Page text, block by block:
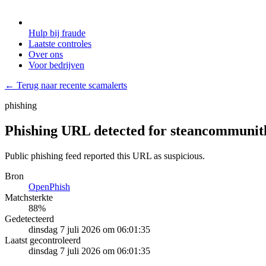
Hulp bij fraude
Laatste controles
Over ons
Voor bedrijven
← Terug naar recente scamalerts
phishing
Phishing URL detected for
Public phishing feed reported this URL as suspicious.
Bron
OpenPhish
Matchsterkte
88%
Gedetecteerd
dinsdag 7 juli 2026 om 06:01:35
Laatst gecontroleerd
dinsdag 7 juli 2026 om 06:01:35